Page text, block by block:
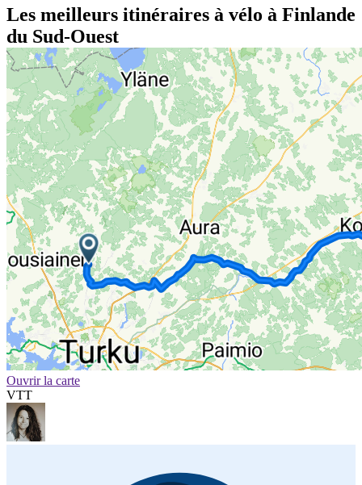
Les meilleurs itinéraires à vélo à Finlande
du Sud-Ouest
Ouvrir la carte
VTT